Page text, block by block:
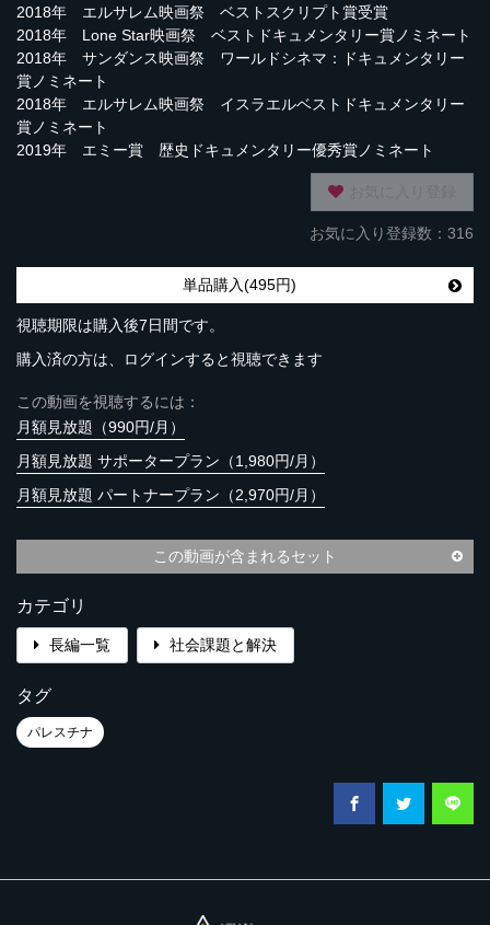
2018年 エルサレム映画祭 ベストスクリプト賞受賞
2018年 Lone Star映画祭 ベストドキュメンタリー賞ノミネート
2018年 サンダンス映画祭 ワールドシネマ：ドキュメンタリー
賞ノミネート
2018年 エルサレム映画祭 イスラエルベストドキュメンタリー
賞ノミネート
2019年 エミー賞 歴史ドキュメンタリー優秀賞ノミネート
お気に入り登録数：316
単品購入(495円)
視聴期限は購入後7日間です。
購入済の方は、ログインすると視聴できます
この動画を視聴するには：
月額見放題（990円/月）
月額見放題 サポータープラン（1,980円/月）
月額見放題 パートナープラン（2,970円/月）
この動画が含まれるセット
カテゴリ
長編一覧 社会課題と解決
タグ
パレスチナ